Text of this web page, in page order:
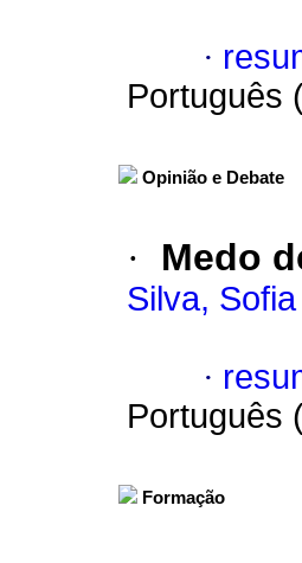
·
Português
Opinião e Debate
· Medo
Silva,
·
Português
Formação